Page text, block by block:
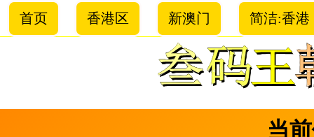
首页 香港区 新澳门 简洁:香港
当